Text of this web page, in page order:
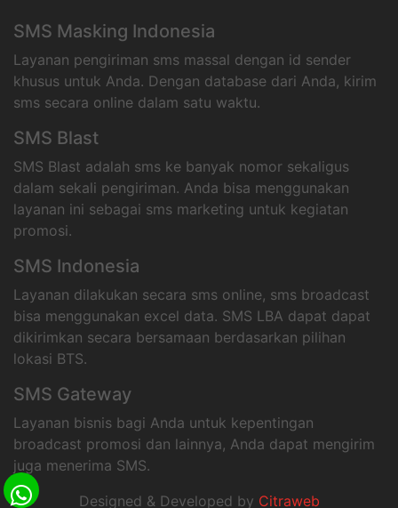
SMS Masking Indonesia
Layanan pengiriman sms massal dengan id sender
khusus untuk Anda. Dengan database dari Anda, kirim
sms secara online dalam satu waktu.
SMS Blast
SMS Blast adalah sms ke banyak nomor sekaligus
dalam sekali pengiriman. Anda bisa menggunakan
layanan ini sebagai sms marketing untuk kegiatan
promosi.
SMS Indonesia
Layanan dilakukan secara sms online, sms broadcast
bisa menggunakan excel data. SMS LBA dapat dapat
dikirimkan secara bersamaan berdasarkan pilihan
lokasi BTS.
SMS Gateway
Layanan bisnis bagi Anda untuk kepentingan
broadcast promosi dan lainnya, Anda dapat mengirim
juga menerima SMS.
Designed & Developed by Citraweb